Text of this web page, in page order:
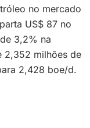
no mercado
US$ 87 no
3,2% na
2,352 milhões de
2,428 boe/d.